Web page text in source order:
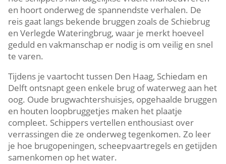
en hoort onderweg de spannendste verhalen.​ De
reis gaat langs bekende bruggen zoals de Schiebrug
en Verlegde Wateringbrug, waar je merkt hoeveel
geduld en vakmanschap er nodig is om veilig en snel
te varen.​
Tijdens je vaartocht tussen Den Haag, Schiedam en
Delft ontsnapt geen enkele brug of waterweg aan het
oog.​ Oude brugwachtershuisjes, opgehaalde bruggen
en houten loopbruggetjes maken het plaatje
compleet.​ Schippers vertellen enthousiast over
verrassingen die ze onderweg tegenkomen.​ Zo leer
je hoe brugopeningen, scheepvaartregels en getijden
samenkomen op het water.​